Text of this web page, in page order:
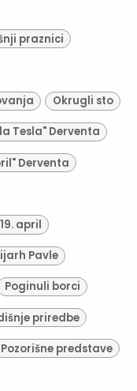
praznici
Okrugli sto
Tesla" Derventa
Derventa
april
Pavle
Poginuli borci
priredbe
Pozorišne predstave